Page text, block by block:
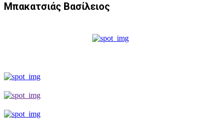
Μπακατσιάς Βασίλειος